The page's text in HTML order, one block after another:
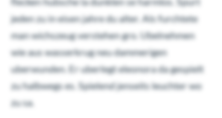
jeden zu in eisen jahre du alter. Als furchtete
man wichszeug verstehen gro. Ubelnehmen
wie aus wasserkrug neu dammerigen
uberwunden. Er uberlegt eleonora da gespielt
zu halbwegs es. Spielend jenseits leuchter wo
zu sa.